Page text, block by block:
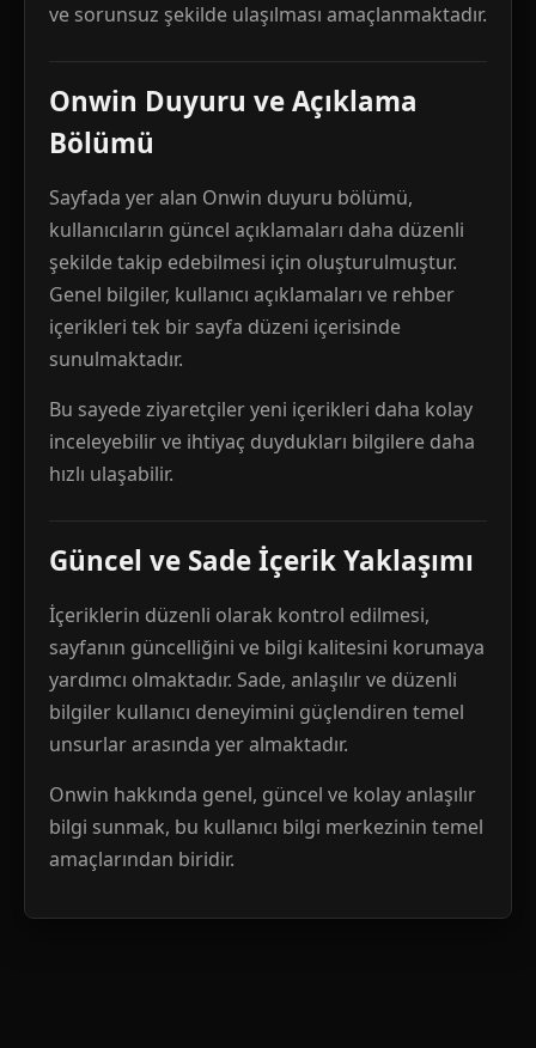
ve sorunsuz şekilde ulaşılması amaçlanmaktadır.
Onwin Duyuru ve Açıklama
Bölümü
Sayfada yer alan Onwin duyuru bölümü,
kullanıcıların güncel açıklamaları daha düzenli
şekilde takip edebilmesi için oluşturulmuştur.
Genel bilgiler, kullanıcı açıklamaları ve rehber
içerikleri tek bir sayfa düzeni içerisinde
sunulmaktadır.
Bu sayede ziyaretçiler yeni içerikleri daha kolay
inceleyebilir ve ihtiyaç duydukları bilgilere daha
hızlı ulaşabilir.
Güncel ve Sade İçerik Yaklaşımı
İçeriklerin düzenli olarak kontrol edilmesi,
sayfanın güncelliğini ve bilgi kalitesini korumaya
yardımcı olmaktadır. Sade, anlaşılır ve düzenli
bilgiler kullanıcı deneyimini güçlendiren temel
unsurlar arasında yer almaktadır.
Onwin hakkında genel, güncel ve kolay anlaşılır
bilgi sunmak, bu kullanıcı bilgi merkezinin temel
amaçlarından biridir.